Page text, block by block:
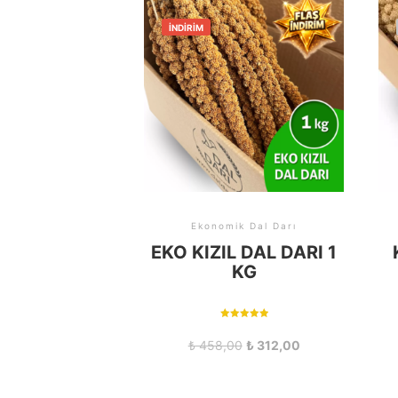
İNDIRIM
Ekonomik Dal Darı
EKO KIZIL DAL DARI 1
KG
oy aldı
₺458,00 ₺ 312,00